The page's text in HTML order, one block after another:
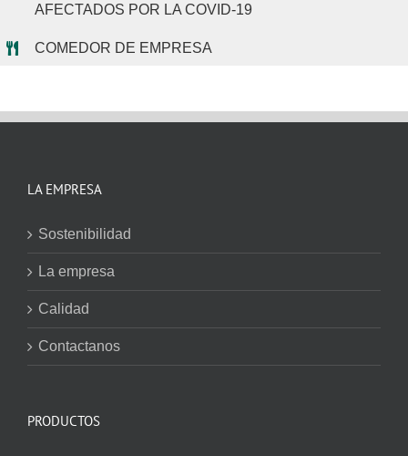
AFECTADOS POR LA COVID-19
COMEDOR DE EMPRESA
LA EMPRESA
Sostenibilidad
La empresa
Calidad
Contactanos
PRODUCTOS